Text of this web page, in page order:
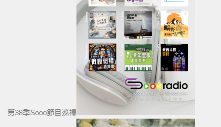
第38季Sooo節目巡禮